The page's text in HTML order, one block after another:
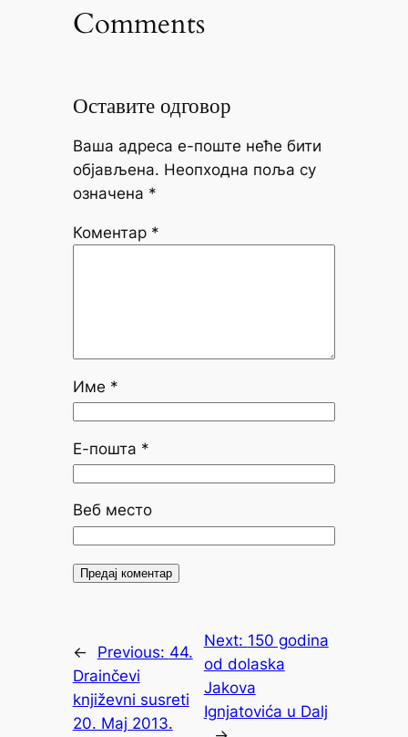
Comments
Оставите одговор
Ваша адреса е-поште неће бити
објављена. Неопходна поља су
означена *
Коментар *
Име *
Е-пошта *
Веб место
← Previous: 44.
Drainčevi
književni susreti
20. Maj 2013.
Next: 150 godina
od dolaska
Jakova
Ignjatovića u Dalj